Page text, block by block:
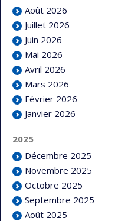
Août 2026
Juillet 2026
Juin 2026
Mai 2026
Avril 2026
Mars 2026
Février 2026
Janvier 2026
2025
Décembre 2025
Novembre 2025
Octobre 2025
Septembre 2025
Août 2025